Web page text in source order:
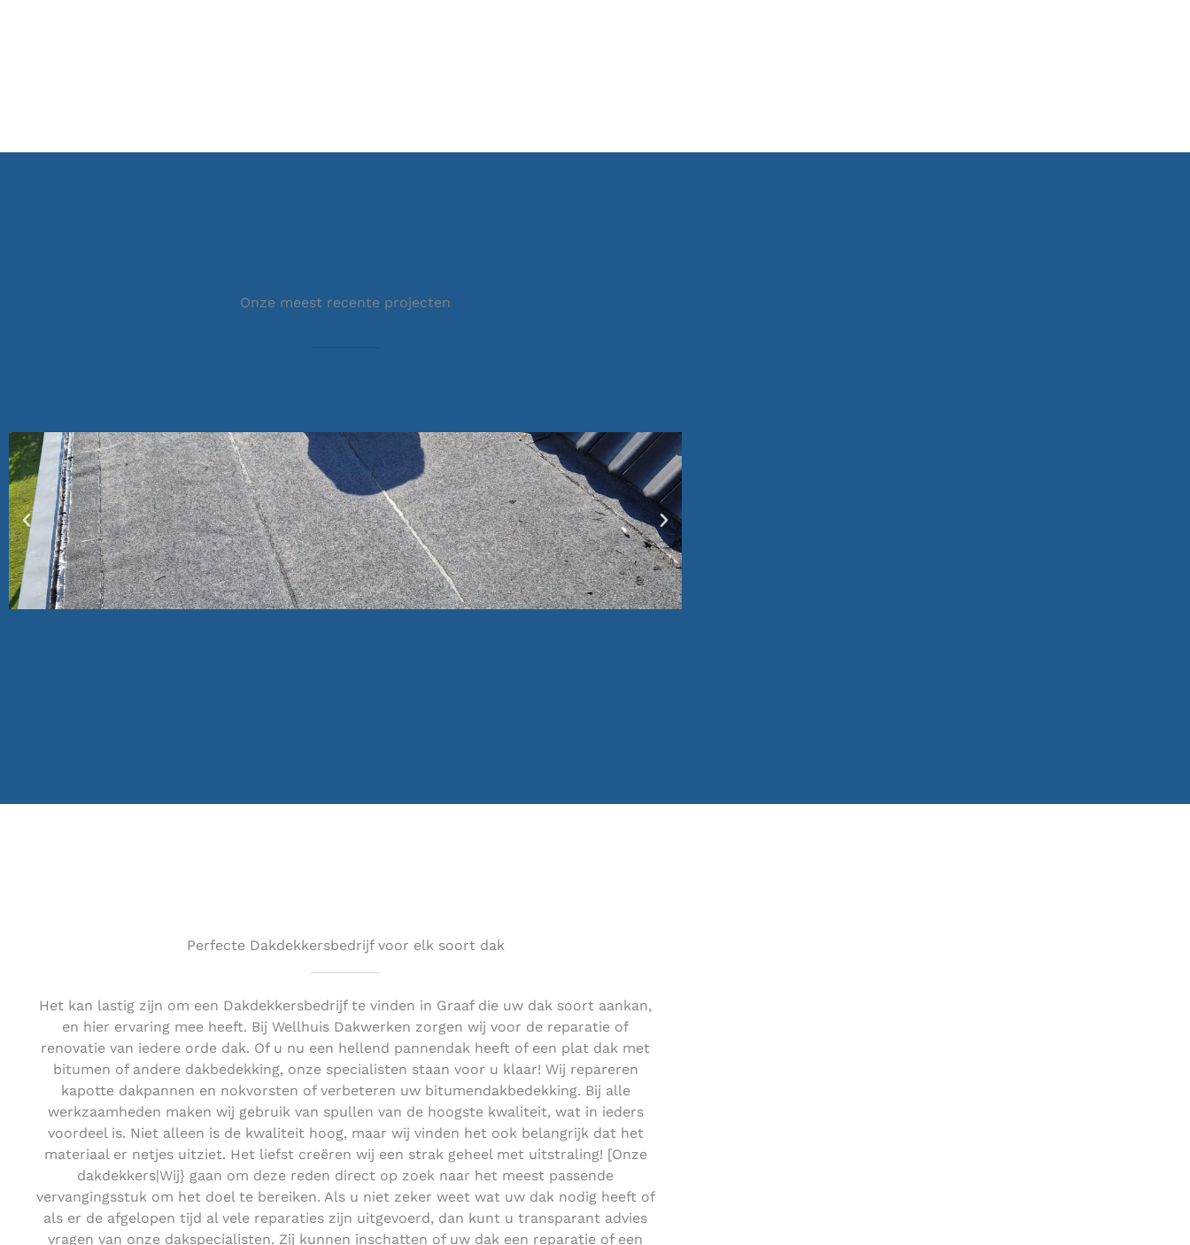
Onze meest recente projecten
Perfecte Dakdekkersbedrijf voor elk soort dak
Het kan lastig zijn om een Dakdekkersbedrijf te vinden in Graaf die uw dak soort aankan,
en hier ervaring mee heeft. Bij Wellhuis Dakwerken zorgen wij voor de reparatie of
renovatie van iedere orde dak. Of u nu een hellend pannendak heeft of een plat dak met
bitumen of andere dakbedekking, onze specialisten staan voor u klaar! Wij repareren
kapotte dakpannen en nokvorsten of verbeteren uw bitumendakbedekking. Bij alle
werkzaamheden maken wij gebruik van spullen van de hoogste kwaliteit, wat in ieders
voordeel is. Niet alleen is de kwaliteit hoog, maar wij vinden het ook belangrijk dat het
materiaal er netjes uitziet. Het liefst creëren wij een strak geheel met uitstraling! [Onze
dakdekkers|Wij} gaan om deze reden direct op zoek naar het meest passende
vervangingsstuk om het doel te bereiken. Als u niet zeker weet wat uw dak nodig heeft of
als er de afgelopen tijd al vele reparaties zijn uitgevoerd, dan kunt u transparant advies
vragen van onze dakspecialisten. Zij kunnen inschatten of uw dak een reparatie of een